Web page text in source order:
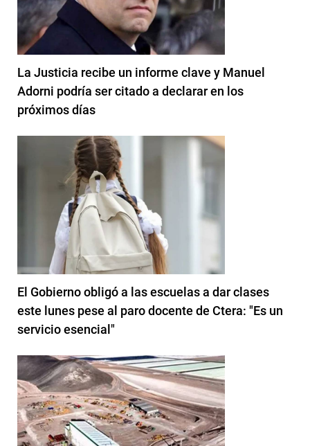
La Justicia recibe un informe clave y Manuel
Adorni podría ser citado a declarar en los
próximos días
El Gobierno obligó a las escuelas a dar clases
este lunes pese al paro docente de Ctera: "Es un
servicio esencial"